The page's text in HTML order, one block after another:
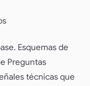
Esquemas de
Preguntas
técnicas que